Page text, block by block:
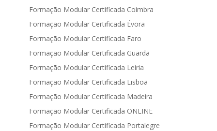
Formação Modular Certificada Coimbra
Formação Modular Certificada Évora
Formação Modular Certificada Faro
Formação Modular Certificada Guarda
Formação Modular Certificada Leiria
Formação Modular Certificada Lisboa
Formação Modular Certificada Madeira
Formação Modular Certificada ONLINE
Formação Modular Certificada Portalegre